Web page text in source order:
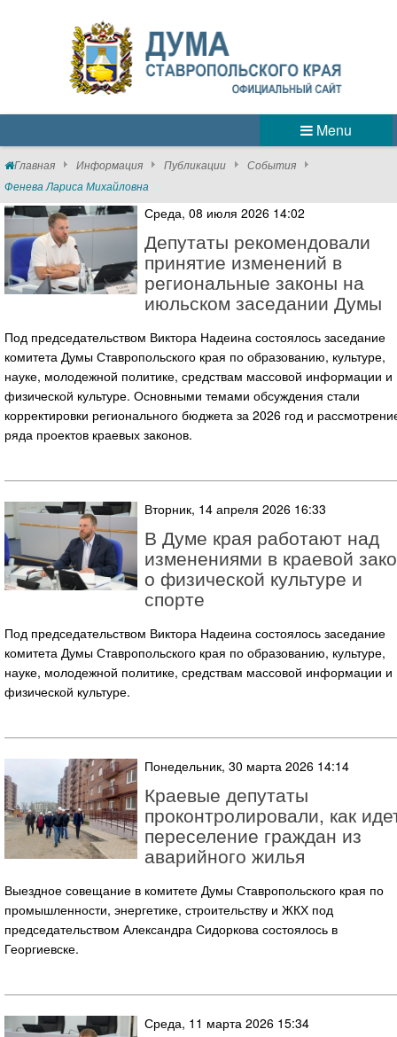
Menu
Главная Информация Публикации
События
Фенева Лариса Михайловна
Среда, 08 июля 2026 14:02
Депутаты рекомендовали
принятие изменений в
региональные законы на
июльском заседании Думы
Под председательством Виктора Надеина состоялось заседание
комитета Думы Ставропольского края по образованию, культуре,
науке, молодежной политике, средствам массовой информации и
физической культуре. Основными темами обсуждения стали
корректировки регионального бюджета за 2026 год и
ряда проектов краевых законов.
Вторник, 14 апреля 2026 16:33
В Думе края работают над
изменениями в краевой
о физической культуре и
спорте
Под председательством Виктора Надеина состоялось заседание
комитета Думы Ставропольского края по образованию, культуре,
науке, молодежной политике, средствам массовой информации и
физической культуре.
Понедельник, 30 марта 2026 14:14
Краевые депутаты
проконтролировали, как
переселение граждан из
аварийного жилья
Выездное совещание в комитете Думы Ставропольского края по
промышленности, энергетике, строительству и ЖКХ под
председательством Александра Сидоркова состоялось в
Георгиевске.
Среда, 11 марта 2026 15:34